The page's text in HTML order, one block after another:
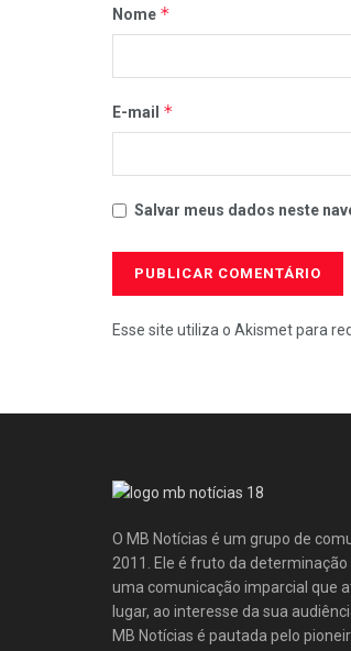
Nome *
E-mail *
Salvar meus dados neste
Esse site utiliza o Akismet para
O MB Notícias é um grupo de
2011. Ele é fruto da
uma comunicação imparcial que
lugar, ao interesse da sua
MB Notícias é pautada pelo